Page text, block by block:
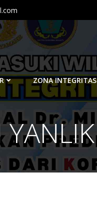
ZONA INTEGRITAS
YANLIK